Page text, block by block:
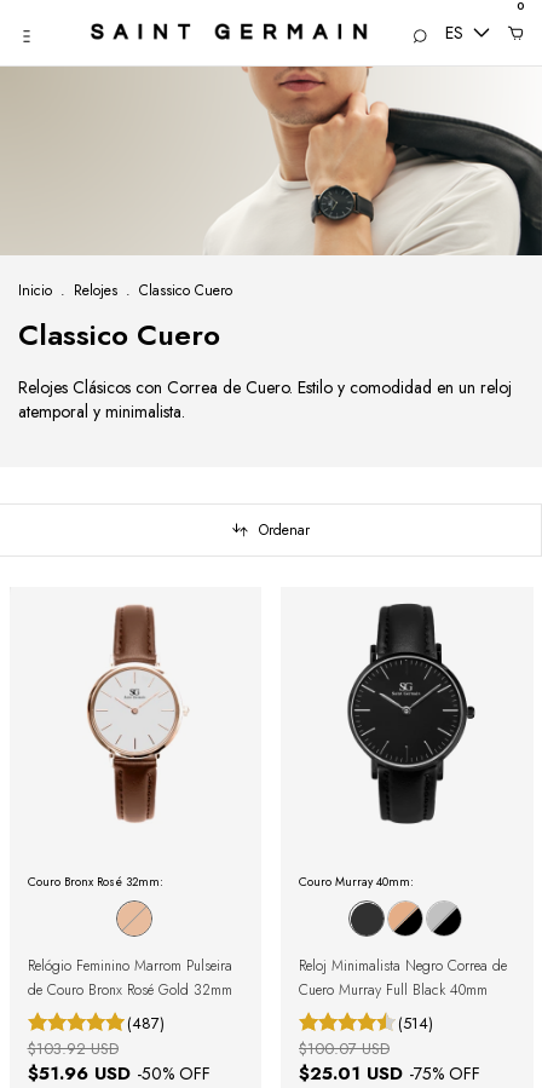
ES
0
Inicio . Relojes . Classico Cuero
Classico Cuero
Relojes Clásicos con Correa de Cuero. Estilo y comodidad en un reloj
atemporal y minimalista.
Ordenar
Couro Bronx Rosé 32mm:
Relógio Feminino Marrom Pulseira
de Couro Bronx Rosé Gold 32mm
(487)
$51.96 USD -50% OFF
$103.92 USD
Couro Murray 40mm:
Reloj Minimalista Negro Correa de
Cuero Murray Full Black 40mm
(514)
$25.01 USD -75% OFF
$100.07 USD